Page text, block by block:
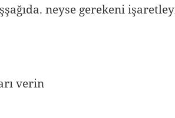
neyse gerekeni
verin